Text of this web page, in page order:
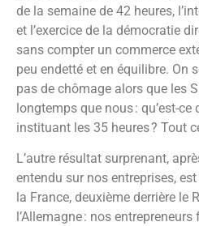
de la semaine de 42 heures,
et l’exercice de la démocratie
sans compter un commerce
peu endetté et en équilibre. On
pas de chômage alors que les
longtemps que nous : qu’est-ce
instituant les 35 heures ? Tout
L’autre résultat surprenant,
entendu sur nos entreprises,
la France, deuxième derrière le
l’Allemagne : nos